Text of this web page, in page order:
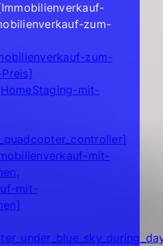
zum-
zum-
mit-
mit-
mit-